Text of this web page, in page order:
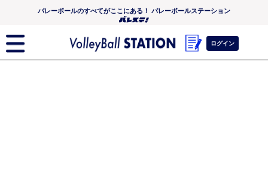
バレーボールのすべてがここにある！ バレーボールステーション
ログイン